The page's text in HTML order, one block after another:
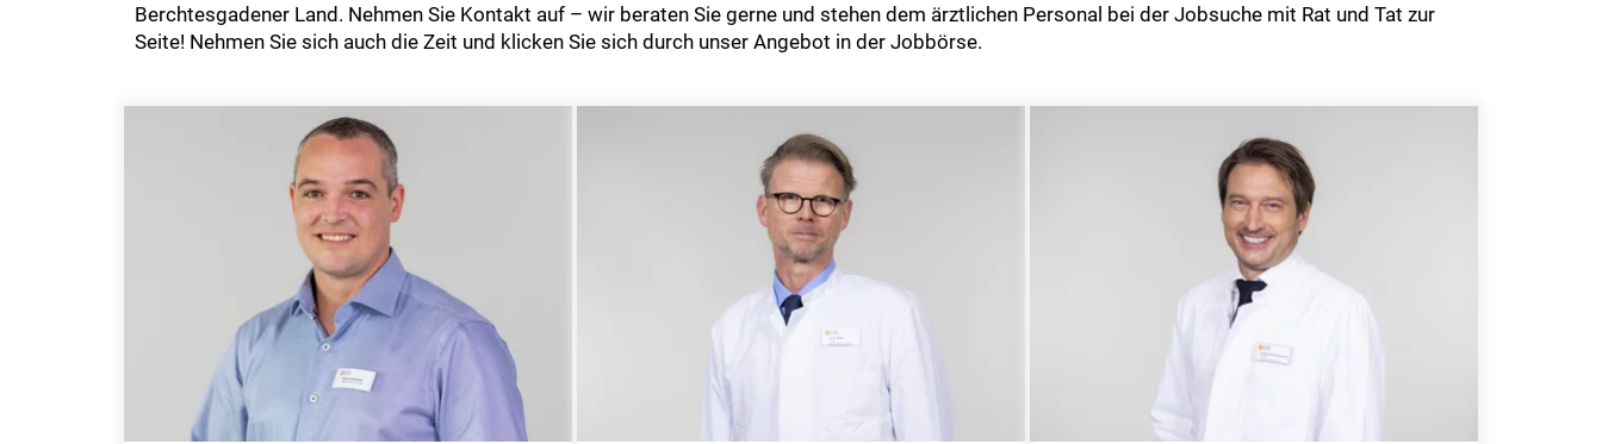
Berchtesgadener Land. Nehmen Sie Kontakt auf – wir beraten Sie gerne und stehen dem ärztlichen Personal bei der Jobsuche mit Rat und Tat zur
Seite! Nehmen Sie sich auch die Zeit und klicken Sie sich durch unser Angebot in der Jobbörse.